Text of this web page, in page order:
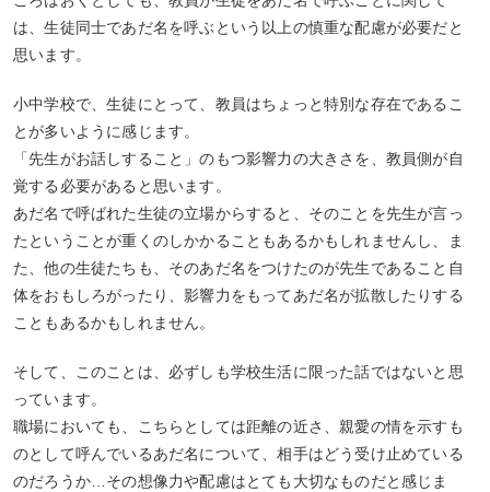
は、生徒同士であだ名を呼ぶという以上の慎重な配慮が必要だと
思います。
小中学校で、生徒にとって、教員はちょっと特別な存在であるこ
とが多いように感じます。
「先生がお話しすること」のもつ影響力の大きさを、教員側が自
覚する必要があると思います。
あだ名で呼ばれた生徒の立場からすると、そのことを先生が言っ
たということが重くのしかかることもあるかもしれませんし、ま
た、他の生徒たちも、そのあだ名をつけたのが先生であること自
体をおもしろがったり、影響力をもってあだ名が拡散したりする
こともあるかもしれません。
そして、このことは、必ずしも学校生活に限った話ではないと思
っています。
職場においても、こちらとしては距離の近さ、親愛の情を示すも
のとして呼んでいるあだ名について、相手はどう受け止めている
のだろうか…その想像力や配慮はとても大切なものだと感じま